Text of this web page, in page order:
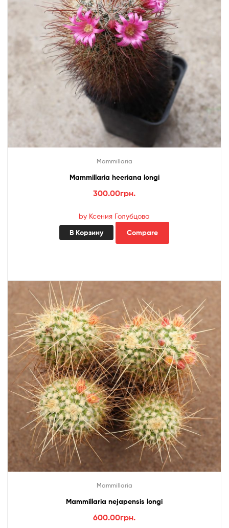
Mammillaria
Mammillaria heeriana longi
300.00грн.
by Ксения Голубцова
В Корзину Compare
Mammillaria
Mammillaria nejapensis longi
600.00грн.